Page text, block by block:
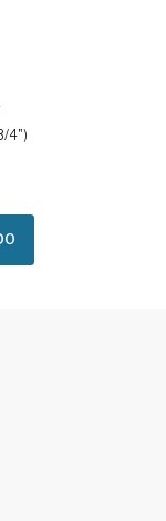
4")